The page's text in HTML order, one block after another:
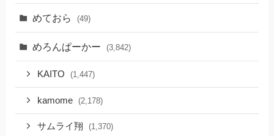
めておら (49)
めろんぱーかー (3,842)
KAITO (1,447)
kamome (2,178)
サムライ翔 (1,370)